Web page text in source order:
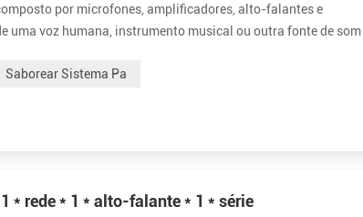
por microfones, amplificadores, alto-falantes e
uma voz humana, instrumento musical ou outra fonte de som
Saborear Sistema Pa
* rede * 1 * alto-falante * 1 * série